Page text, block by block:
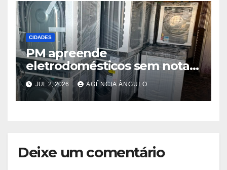
CIDADES
PM apreende
eletrodomésticos sem nota e
cerca de 1 kg de maconha
em Poá
JUL 2, 2026 AGÊNCIA ÂNGULO
Deixe um comentário